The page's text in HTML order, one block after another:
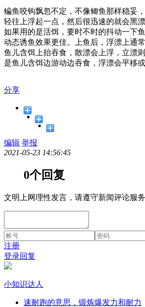
鳊鱼咬钩飘忽不定，不像鲫鱼那样稳妥
轻往上浮起一点，然后很迅速的就会黑
如果用的是活饵，要时不时的抖动一下
动态诱鱼效果更佳。上鱼后，浮漂上通
鱼儿含饵上抬吞食，散漂会上浮，立漂
是鱼儿含饵边游动边吞食，浮漂会平移或
分享
编辑 举报
2021-05-23 14:56:45
0个回复
文明上网理性发言，请遵守新闻评论服
注册
登录回复
小知识达人
速耐跑的意思，锻炼爆发力和耐力